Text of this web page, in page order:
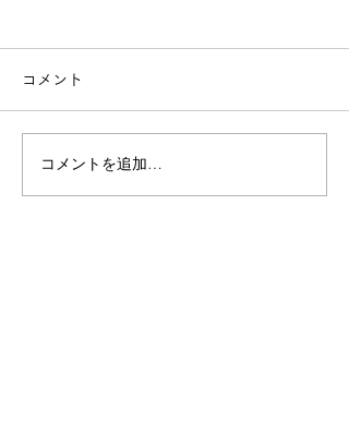
アメニックスナビ（マイ
コメント
コメントを追加…